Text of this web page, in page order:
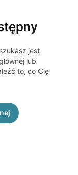
jest
lub
to, co Cię